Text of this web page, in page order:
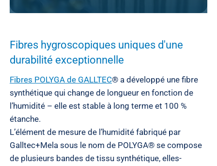
Fibres hygroscopiques uniques d'une
durabilité exceptionnelle
Fibres POLYGA de GALLTEC® a développé une fibre
synthétique qui change de longueur en fonction de
l’humidité – elle est stable à long terme et 100 %
étanche.
L’élément de mesure de l’humidité fabriqué par
Galltec+Mela sous le nom de POLYGA® se compose
de plusieurs bandes de tissu synthétique, elles-